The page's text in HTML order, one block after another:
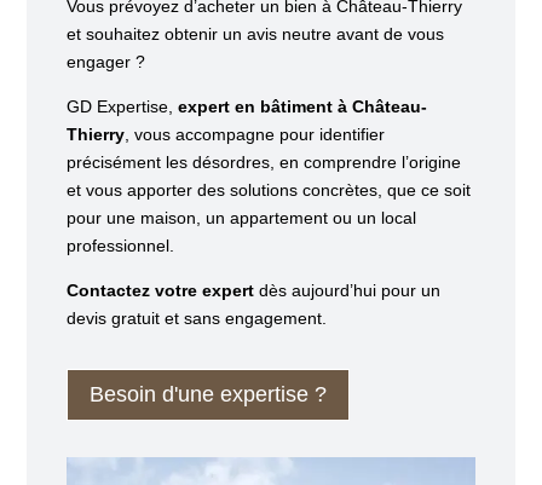
Vous prévoyez d’acheter un bien à Château-Thierry
et souhaitez obtenir un avis neutre avant de vous
engager ?
GD Expertise,expert en bâtiment à Château-
Thierry , vous accompagne pour identifier
précisément les désordres, en comprendre l’origine
et vous apporter des solutions concrètes, que ce soit
pour une maison, un appartement ou un local
professionnel.
Contactez votre expert dès aujourd’hui pour un
devis gratuit et sans engagement.
Besoin d'une expertise ?